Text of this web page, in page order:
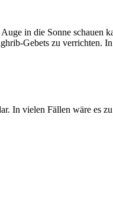
in die Sonne schauen
Gebets zu verrichten.
In vielen Fällen wäre es